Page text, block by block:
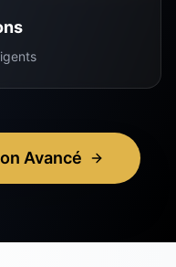
Avancé